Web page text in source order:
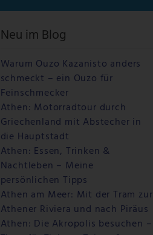
Neu im Blog
Warum Ouzo Kazanisto anders
schmeckt – ein Ouzo für
Feinschmecker
Athen: Motorradtour durch
Griechenland mit Abstecher in
die Hauptstadt
Athen: Essen, Trinken &
Nachtleben – Meine
persönlichen Tipps
Athen am Meer: Mit der Tram zur
Athener Riviera und nach Piräus
Athen: Die Akropolis besuchen –